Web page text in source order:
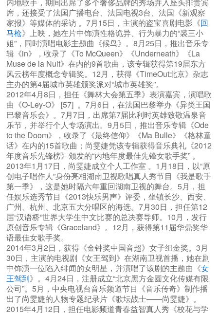
席，还接受了法国广播电台、法国电视3台、法国《新观察
家报》等媒体的采访 。7月15日，主演的盗宝喜剧电影《回
马枪》上映，她在片中饰演性格诡异、行为暴力的“裘三小
姐”，同时演唱电影主题曲《候鸟》。8月25日，推出音乐专
辑《in》，收录了《To McQueen》《Underneath》《La
Muse de la Nuit》在内的9首歌曲，该专辑获得第19届东方
风云榜年度概念专辑奖。12月，获得《TimeOut北京》杂志
主办的第4届城市英雄颁奖派对“城市英雄奖”。
2012年4月8日，担任《舞林大会第五季》表演嘉宾，演唱歌
曲《O-Ley-O》 [57] 。7月6日，在法国巴黎举办《异类王国
巴黎音乐会》。7月7日，出席第7届比利时英雄致敬温泉音
乐节，并举行个人专场演出。9月5日，推出音乐专辑《Ode
to the Doom》，收录了《最终信仰》《Ma Bulle》《格林童
话》在内的15首歌曲；尚雯婕凭该专辑获得音乐典礼《2012
年度音乐先锋榜》颁发的“内地年度最佳先锋女歌手奖” 。
2013年1月17日，尚雯婕成立个人工作室 。1月18日，以“原
创电子唱作人”身份亮相湖南卫视歌唱真人秀节目《我是歌手
第一季》，这是她时隔六年重回湖南卫视的舞台。5月，担
任娱乐选秀节目《2013快乐男声》评委，坐镇长沙、西安、
广州、杭州、北京五大分唱区的海选。7月30日，担任第12
届“汉语桥”世界大学生中文比赛的总决赛导师。10月，发行
原创音乐专辑《Graceland》。12月，获得第11届华鼎奖华
语最佳女歌手奖。
2014年3月2日，获得《金钟奖中国音超》女子组金奖。3月
30日，主演的电视剧《女王驾到》在湖南卫视首播，她在剧
中饰演一位陷入绯闻的女明星，并演唱了该剧的主题曲《女
王驾到》。4月24日，注册成立“北京黑方金圆文化传媒有限
公司”。5月，中央电视台音乐频道节目《音乐传奇》制作播
出了尚雯婕的人物专题纪录片《歌坛战士——尚雯婕》。
2015年4月12日，担任电影频道青春益智真人秀《校花与学